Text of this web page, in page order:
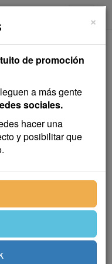
en la paz de la
escuchara en el
su comitiva.
flautas, los
pero el Inca no
extraña era de un
algo más clara
oídos para percibirla
×
de promoción
a más gente
sociales.
hacer una
y posibilitar que